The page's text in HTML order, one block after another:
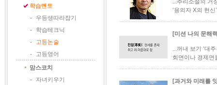
학습멘토
-
우등생따라잡기
-
학습테크닉
-
고등논술
-
고등영어
맘스코치
-
자녀키우기
...추리소설의 거
‘용의자 X의 헌
[미션 나의 문해
...꺼내 보기 ‘대
회면이나 경제면
[과거와 미래를